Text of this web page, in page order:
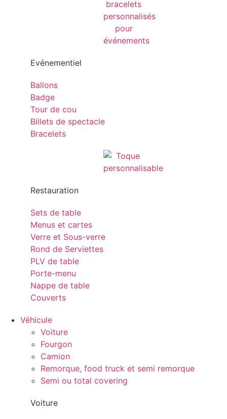
Evénementiel
Ballons
Badge
Tour de cou
Billets de spectacle
Bracelets
Restauration
Sets de table
Menus et cartes
Verre et Sous-verre
Rond de Serviettes
PLV de table
Porte-menu
Nappe de table
Couverts
Véhicule
Voiture
Fourgon
Camion
Remorque, food truck et semi remorque
Semi ou total covering
Voiture